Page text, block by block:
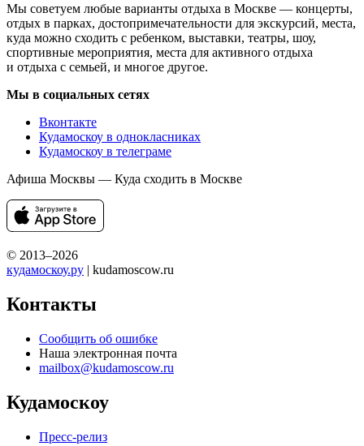
Мы советуем любые варианты отдыха в Москве — концерты,
отдых в парках, достопримечательности для экскурсий, места,
куда можно сходить с ребенком, выставки, театры, шоу,
спортивные мероприятия, места для активного отдыха
и отдыха с семьей, и многое другое.
Мы в социальных сетях
Вконтакте
Кудамоскоу в однокласниках
Кудамоскоу в телеграме
Афиша Москвы — Куда сходить в Москве
© 2013–2026
кудамоскоу.ру | kudamoscow.ru
Контакты
Сообщить об ошибке
Наша электронная почта
mailbox@kudamoscow.ru
Кудамоскоу
Пресс-релиз